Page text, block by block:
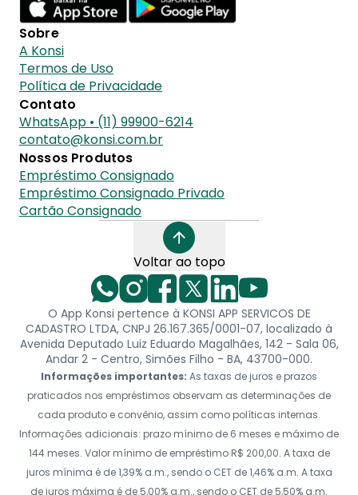
Sobre
A Konsi
Termos de Uso
Política de Privacidade
Contato
WhatsApp • (11) 99900-6214
contato@konsi.com.br
Nossos Produtos
Empréstimo Consignado
Empréstimo Consignado Privado
Cartão Consignado
Voltar ao topo
O App Konsi pertence à KONSI APP SERVICOS DE
CADASTRO LTDA, CNPJ 26.167.365/0001-07, localizado à
Avenida Deputado Luiz Eduardo Magalhães, 142 - Sala 06,
Andar 2 - Centro, Simões Filho - BA, 43700-000.
Informações importantes: As taxas de juros e prazos
praticados nos empréstimos observam as determinações de
cada produto e convênio, assim como políticas internas.
Informações adicionais: prazo mínimo de 6 meses e máximo de
144 meses. Valor mínimo de empréstimo R$ 200,00. A taxa de
juros mínima é de 1,39% a.m., sendo o CET de 1,46% a.m. A taxa
de juros máxima é de 5,00% a.m., sendo o CET de 5,50% a.m.